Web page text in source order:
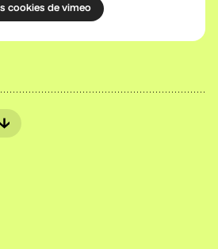
d'enfant
Cyr
cookies de vimeo